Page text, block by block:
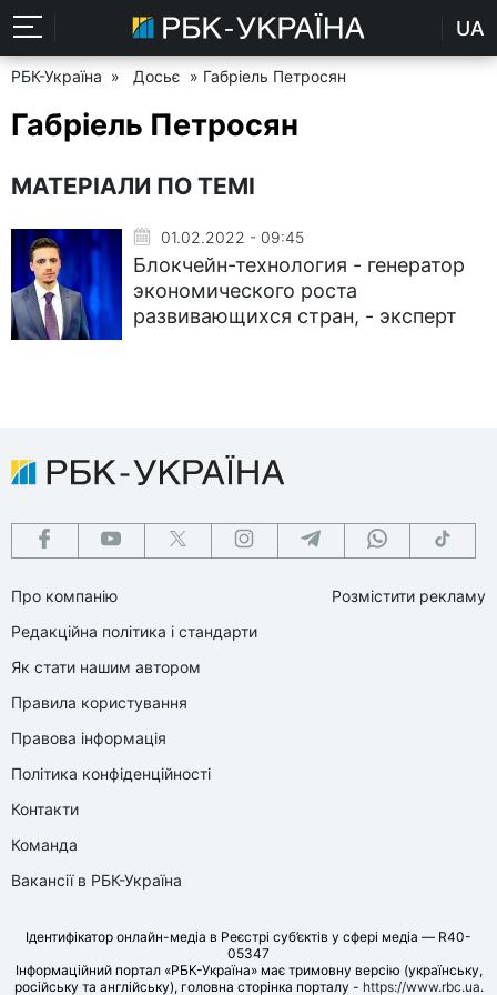
UA
РБК-Україна » Досьє » Габріель Петросян
Габріель Петросян
МАТЕРІАЛИ ПО ТЕМІ
01.02.2022 - 09:45
Блокчейн-технология - генератор
экономического роста
развивающихся стран, - эксперт
Про компанію
Редакційна політика і стандарти
Як стати нашим автором
Правила користування
Правова інформація
Політика конфіденційності
Контакти
Команда
Вакансії в РБК-Україна
Розмістити рекламу
Ідентифікатор онлайн-медіа в Реєстрі суб’єктів у сфері медіа — R40-
05347
Інформаційний портал «РБК-Україна» має тримовну версію (українську,
російську та англійську), головна сторінка порталу - https://www.rbc.ua.